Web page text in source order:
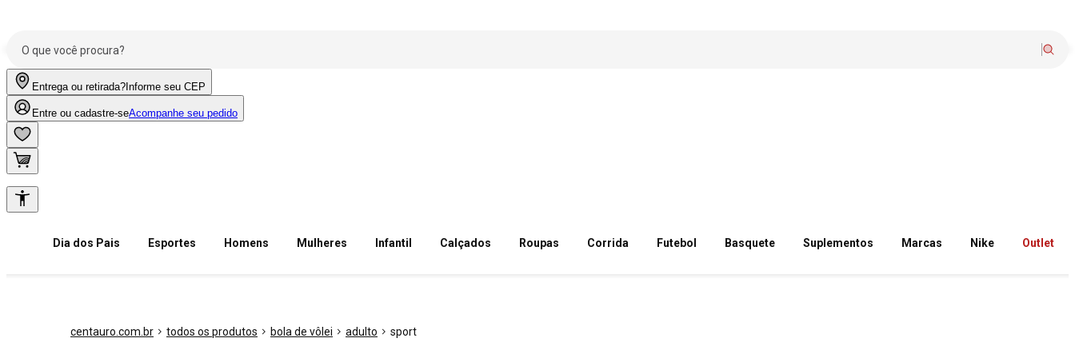
Entrega ou retirada? Informe seu CEP
Entre ou cadastre-seAcompanhe seu pedido
Dia dos Pais Esportes Homens Mulheres Infantil Calçados Roupas Corrida Futebol Basquete Suplementos Marcas Nike Outlet
centauro.com.br todos os produtos bola de vôlei adulto sport